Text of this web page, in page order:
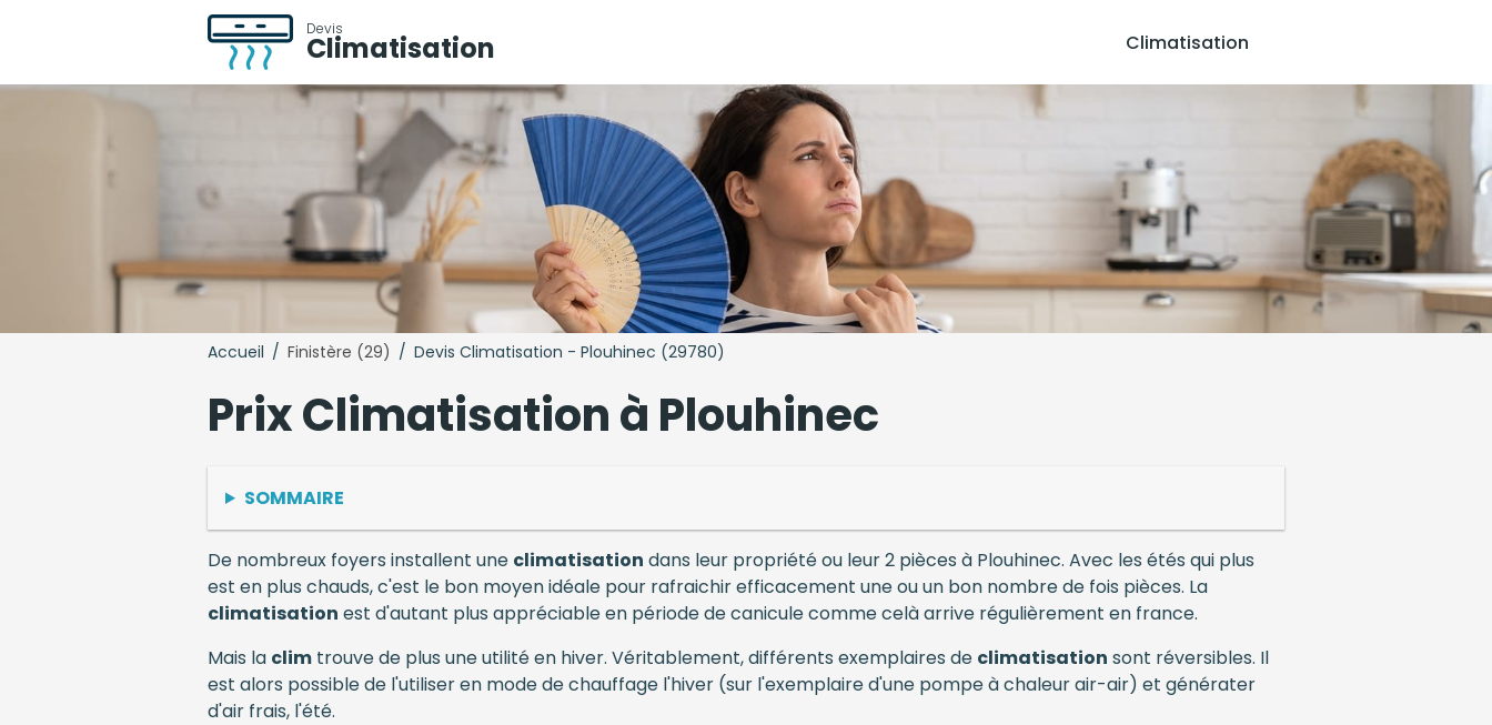
Devis
Climatisation Climatisation
Accueil / Finistère (29) / Devis Climatisation - Plouhinec (29780)
Prix Climatisation à Plouhinec
SOMMAIRE
De nombreux foyers installent une climatisation dans leur propriété ou leur 2 pièces à Plouhinec. Avec les étés qui plus
est en plus chauds, c'est le bon moyen idéale pour rafraichir efficacement une ou un bon nombre de fois pièces. La
climatisation est d'autant plus appréciable en période de canicule comme celà arrive régulièrement en france.
Mais la clim trouve de plus une utilité en hiver. Véritablement, différents exemplaires de climatisation sont réversibles. Il
est alors possible de l'utiliser en mode de chauffage l'hiver (sur l'exemplaire d'une pompe à chaleur air-air) et générater
d'air frais, l'été.